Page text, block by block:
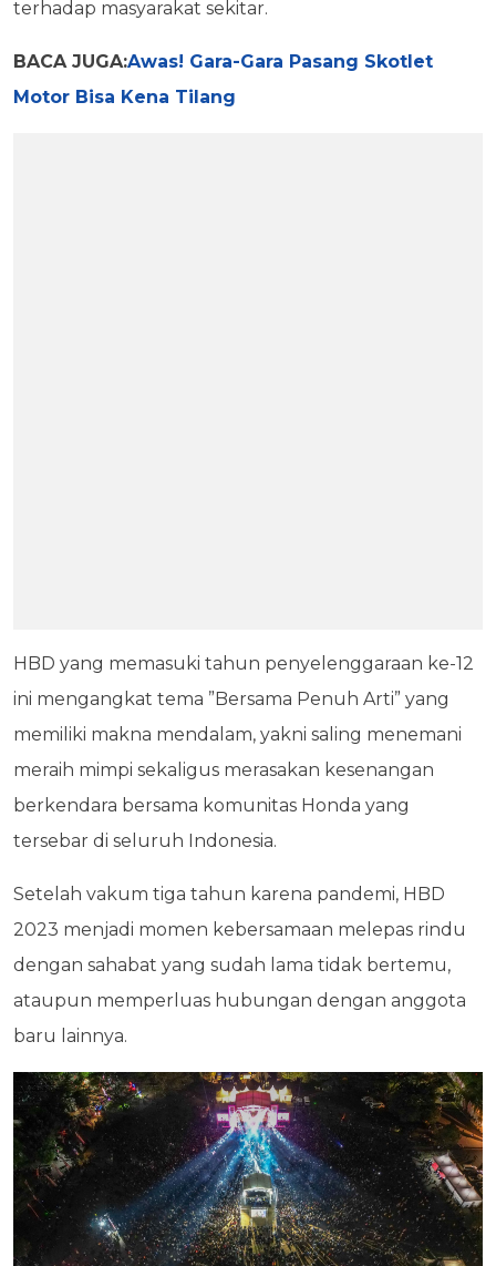
terhadap masyarakat sekitar.
BACA JUGA:Awas! Gara-Gara Pasang Skotlet
Motor Bisa Kena Tilang
HBD yang memasuki tahun penyelenggaraan ke-12
ini mengangkat tema ”Bersama Penuh Arti” yang
memiliki makna mendalam, yakni saling menemani
meraih mimpi sekaligus merasakan kesenangan
berkendara bersama komunitas Honda yang
tersebar di seluruh Indonesia.
Setelah vakum tiga tahun karena pandemi, HBD
2023 menjadi momen kebersamaan melepas rindu
dengan sahabat yang sudah lama tidak bertemu,
ataupun memperluas hubungan dengan anggota
baru lainnya.